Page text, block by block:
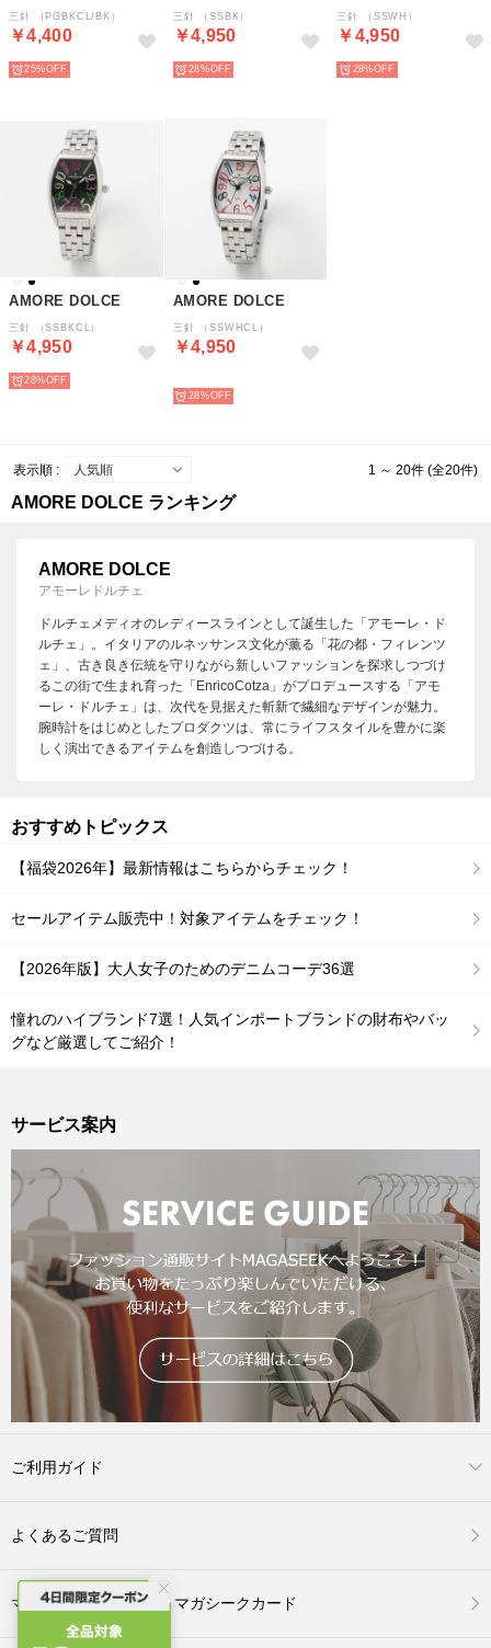
三針 （PGBKCL/BK）
￥4,400
25%
三針 （SSBK）
￥4,950
28%
三針 （SSWH）
￥4,950
28%
AMORE DOLCE
三針 （SSBKCL）
￥4,950
28%
AMORE DOLCE
三針 （SSWHCL）
￥4,950
28%
表示順 : 1 ～ 20件 (全20件)
AMORE DOLCE ランキング
AMORE DOLCE
アモーレドルチェ
ドルチェメディオのレディースラインとして誕生した「アモーレ・ド
ルチェ」。イタリアのルネッサンス文化が薫る「花の都・フィレンツ
ェ」、古き良き伝統を守りながら新しいファッションを探求しつづけ
るこの街で生まれ育った「EnricoCotza」がプロデュースする「アモ
ーレ・ドルチェ」は、次代を見据えた斬新で繊細なデザインが魅力。
腕時計をはじめとしたプロダクツは、常にライフスタイルを豊かに楽
しく演出できるアイテムを創造しつづける。
おすすめトピックス
【福袋2026年】最新情報はこちらからチェック！
セールアイテム販売中！対象アイテムをチェック！
【2026年版】大人女子のためのデニムコーデ36選
憧れのハイブランド7選！人気インポートブランドの財布やバッ
グなど厳選してご紹介！
サービス案内
ご利用ガイド
よくあるご質問
マガハピ期間は全品10%OFF マガシークカード